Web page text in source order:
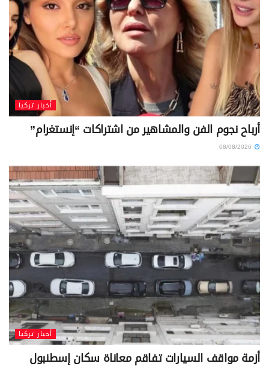
أخبار تركيا
أرباح نجوم الفن والمشاهير من اشتراكات “إنستغرام”
أخبار تركيا
أزمة مواقف السيارات تفاقم معاناة سكان إسطنبول